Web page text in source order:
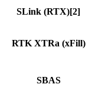
SLink (RTX)[2]
RTK XTRa (xFill)
SBAS